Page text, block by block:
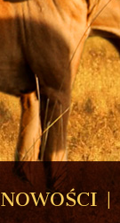
NOWOŚCI |